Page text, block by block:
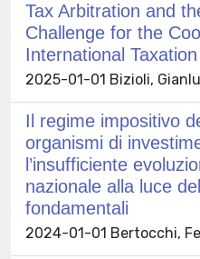
Tax Arbitration and
Challenge for the
International Taxation
2025-01-01 Bizioli,
Il regime impositivo
organismi di
l’insufficiente
nazionale alla luce
fondamentali
2024-01-01 Bertocchi,